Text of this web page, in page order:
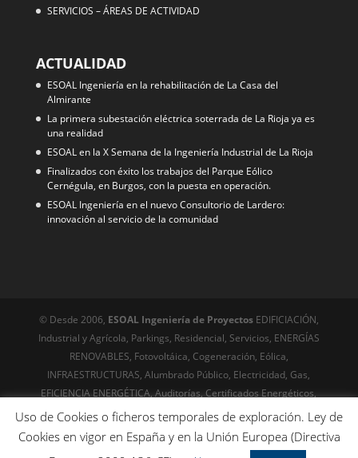
SERVICIOS – ÁREAS DE ACTIVIDAD
ACTUALIDAD
ESOAL Ingeniería en la rehabilitación de La Casa del
Almirante
La primera subestación eléctrica soterrada de La Rioja ya es
una realidad
ESOAL en la X Semana de la Ingeniería Industrial de La Rioja
Finalizados con éxito los trabajos del Parque Eólico
Cernégula, en Burgos, con la puesta en operación.
ESOAL Ingeniería en el nuevo Consultorio de Lardero:
innovación al servicio de la comunidad
© Desde 2006, ESOAL Ingeniería de Proyectos EDIFICIACIÓN,
Industrial y Agrícola, Parkings, Residencial, Servicios, ENERGÍAS
RENOVABLES, Fotovoltáica, Cogeneración, Eólica,
INFRAESTRUCTURAS, Alumbrado Público, Electricidad, Gas,
EFICIENCIA ENERGÉTICA, Auditorías, Certificados Energéticos,
URBANISMO, Servicios técnicos, Edificación, Arquitectura
© Desde 1999
Riojawebs,com
Diseño web, posicionamiento,
Online desde el siglo XX - SEO técnico avanzado. Optimización
Uso de Cookies o ficheros temporales de exploración. Ley de
Cookies en vigor en España y en la Unión Europea (Directiva